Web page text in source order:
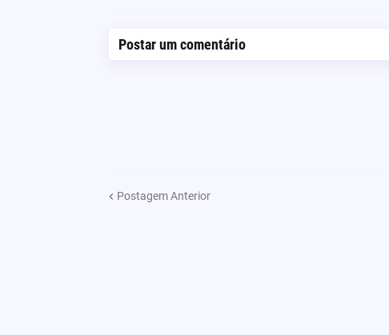
Postar um comentário
Postagem Anterior